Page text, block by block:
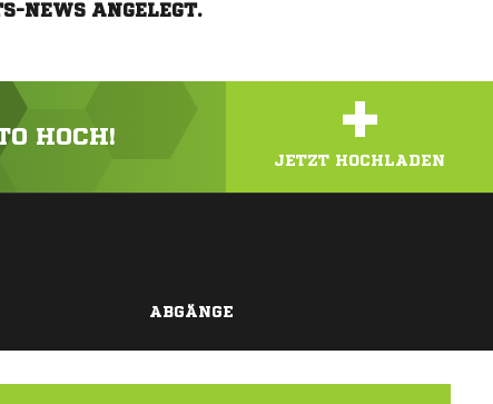
NEWS ANGELEGT.
HOCH! +
JETZT HOCHLADEN
ABGÄNGE